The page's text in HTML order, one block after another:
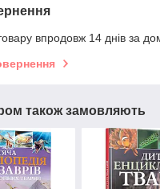
впродовж 14 днів за
також замовляють